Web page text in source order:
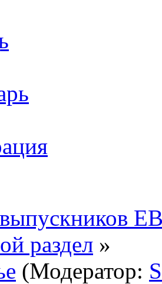
раздел »
(Модератор: